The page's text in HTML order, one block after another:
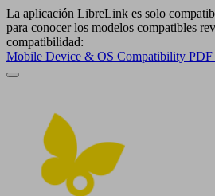
La aplicación LibreLink es solo
para conocer los modelos compatibles
compatibilidad:
Mobile Device & OS Compatibility PDF